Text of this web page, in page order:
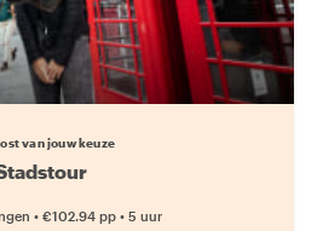
local
van jouw keuze
• €102.94 pp • 5 uur